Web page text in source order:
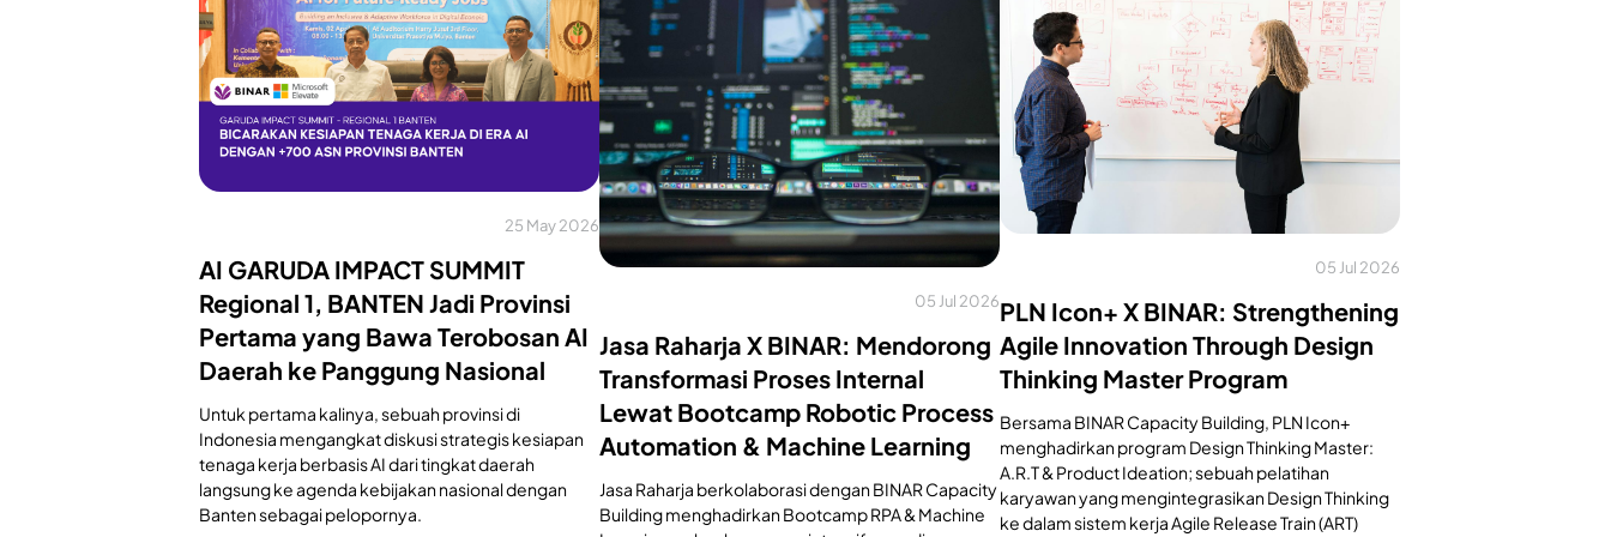
25 May 2026
AI GARUDA IMPACT SUMMIT
Regional 1, BANTEN Jadi Provinsi
Pertama yang Bawa Terobosan AI
Daerah ke Panggung Nasional
Untuk pertama kalinya, sebuah provinsi di
Indonesia mengangkat diskusi strategis kesiapan
tenaga kerja berbasis AI dari tingkat daerah
langsung ke agenda kebijakan nasional dengan
Banten sebagai pelopornya.
05 Jul 2026
Jasa Raharja X BINAR: Mendorong
Transformasi Proses Internal
Lewat Bootcamp Robotic Process
Automation & Machine Learning
Jasa Raharja berkolaborasi dengan BINAR Capacity
Building menghadirkan Bootcamp RPA & Machine
05 Jul 2026
PLN Icon+ X BINAR: Strengthening
Agile Innovation Through Design
Thinking Master Program
Bersama BINAR Capacity Building, PLN Icon+
menghadirkan program Design Thinking Master:
A.R.T & Product Ideation; sebuah pelatihan
karyawan yang mengintegrasikan Design Thinking
ke dalam sistem kerja Agile Release Train (ART)